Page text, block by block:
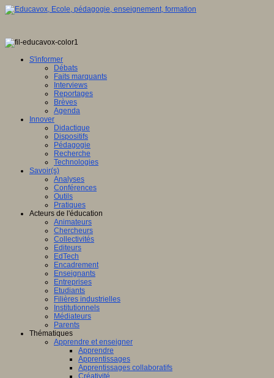
S'informer
Débats
Faits marquants
Interviews
Reportages
Brèves
Agenda
Innover
Didactique
Dispositifs
Pédagogie
Recherche
Technologies
Savoir(s)
Analyses
Conférences
Outils
Pratiques
Acteurs de l'éducation
Animateurs
Chercheurs
Collectivités
Editeurs
EdTech
Encadrement
Enseignants
Entreprises
Etudiants
Filières industrielles
Institutionnels
Médiateurs
Parents
Thématiques
Apprendre et enseigner
Apprendre
Apprentissages
Apprentissages collaboratifs
Créativité